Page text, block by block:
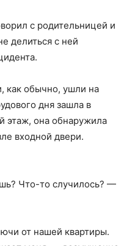
с родительницей и
делиться с ней
как обычно, ушли на
дня зашла в
этаж, она обнаружила
входной двери.
Что-то случилось? —
от нашей квартиры.